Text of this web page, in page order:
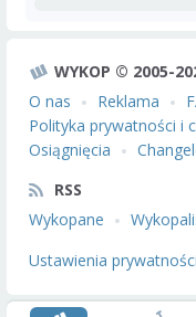
WYKOP © 2005-
O nas
Reklama
Polityka prywatności i
Osiągnięcia
RSS
Wykopane
Ustawienia prywatności